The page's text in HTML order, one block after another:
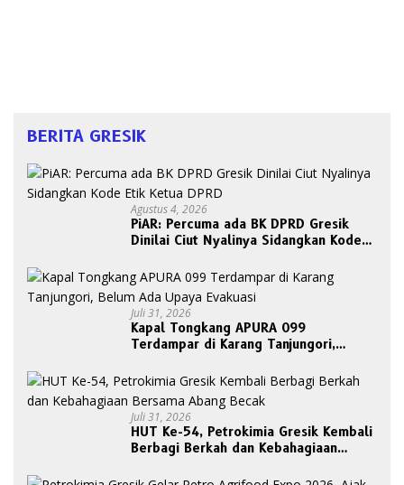
BERITA GRESIK
Agustus 4, 2026
PiAR: Percuma ada BK DPRD Gresik
Dinilai Ciut Nyalinya Sidangkan Kode
Juli 31, 2026
Kapal Tongkang APURA 099
Terdampar di Karang Tanjungori,
Juli 31, 2026
HUT Ke-54, Petrokimia Gresik Kembali
Berbagi Berkah dan Kebahagiaan